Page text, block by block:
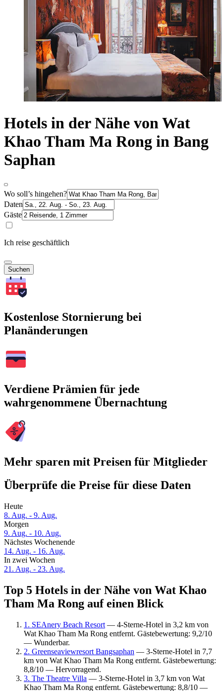
Hotels in der Nähe von Wat
Khao Tham Ma Rong in Bang
Saphan
Wo soll’s hingehen?
Daten
Gäste
Ich reise geschäftlich
Suchen
Kostenlose Stornierung bei
Planänderungen
Verdiene Prämien für jede
wahrgenommene Übernachtung
Mehr sparen mit Preisen für Mitglieder
Überprüfe die Preise für diese Daten
Heute
8. Aug. - 9. Aug.
Morgen
9. Aug. - 10. Aug.
Nächstes Wochenende
14. Aug. - 16. Aug.
In zwei Wochen
21. Aug. - 23. Aug.
Top 5 Hotels in der Nähe von Wat Khao
Tham Ma Rong auf einen Blick
1. SEAnery Beach Resort — 4-Sterne-Hotel in 3,2 km von
Wat Khao Tham Ma Rong entfernt. Gästebewertung: 9,2/10
— Wunderbar.
2. Greenseaviewresort Bangsaphan — 3-Sterne-Hotel in 7,7
km von Wat Khao Tham Ma Rong entfernt. Gästebewertung:
8,8/10 — Hervorragend.
3. The Theatre Villa — 3-Sterne-Hotel in 3,7 km von Wat
Khao Tham Ma Rong entfernt. Gästebewertung: 8,8/10 —